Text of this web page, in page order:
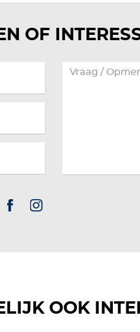
OF
OOK